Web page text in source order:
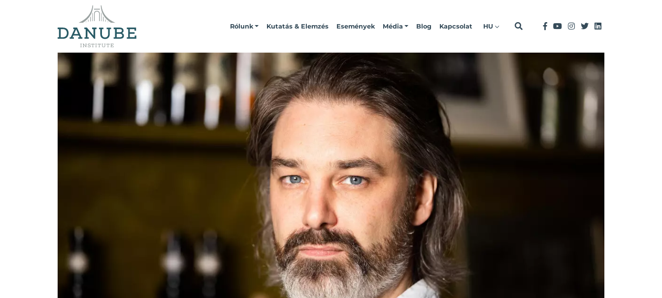
Rólunk Kutatás & Elemzés Események Média Blog Kapcsolat HU